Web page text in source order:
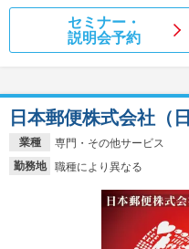
セミナー・
説明会予約
業種
専門・その他サービス
勤務地
職種により異なる
日本郵便株式会社（